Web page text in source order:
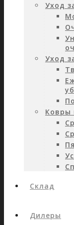
Уход
Уход
Ковры
Склад
Дилеры